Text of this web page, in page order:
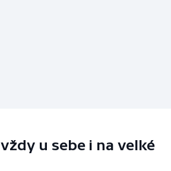
u sebe i na velké